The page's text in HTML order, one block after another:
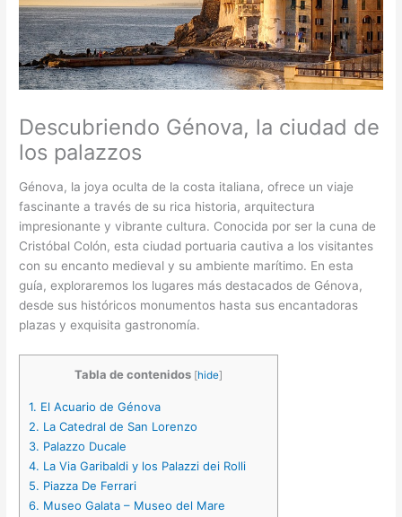
Descubriendo Génova, la ciudad de
los palazzos
Génova, la joya oculta de la costa italiana, ofrece un viaje
fascinante a través de su rica historia, arquitectura
impresionante y vibrante cultura. Conocida por ser la cuna de
Cristóbal Colón, esta ciudad portuaria cautiva a los visitantes
con su encanto medieval y su ambiente marítimo. En esta
guía, exploraremos los lugares más destacados de Génova,
desde sus históricos monumentos hasta sus encantadoras
plazas y exquisita gastronomía.
Tabla de contenidos [hide]
1. El Acuario de Génova
2. La Catedral de San Lorenzo
3. Palazzo Ducale
4. La Via Garibaldi y los Palazzi dei Rolli
5. Piazza De Ferrari
6. Museo Galata – Museo del Mare